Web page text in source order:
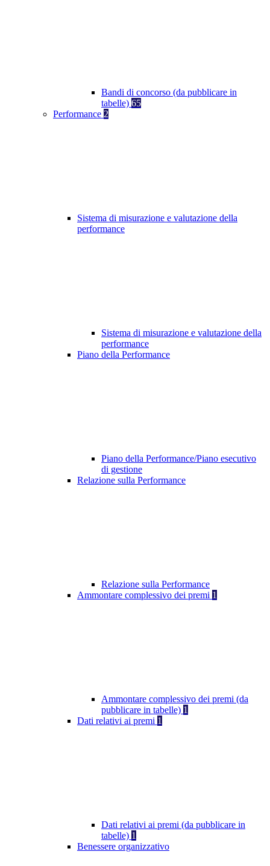
Bandi di concorso (da pubblicare in
tabelle) 65
Performance 2
Sistema di misurazione e valutazione della
performance
Sistema di misurazione e valutazione della
performance
Piano della Performance
Piano della Performance/Piano esecutivo
di gestione
Relazione sulla Performance
Relazione sulla Performance
Ammontare complessivo dei premi 1
Ammontare complessivo dei premi (da
pubblicare in tabelle) 1
Dati relativi ai premi 1
Dati relativi ai premi (da pubblicare in
tabelle) 1
Benessere organizzativo